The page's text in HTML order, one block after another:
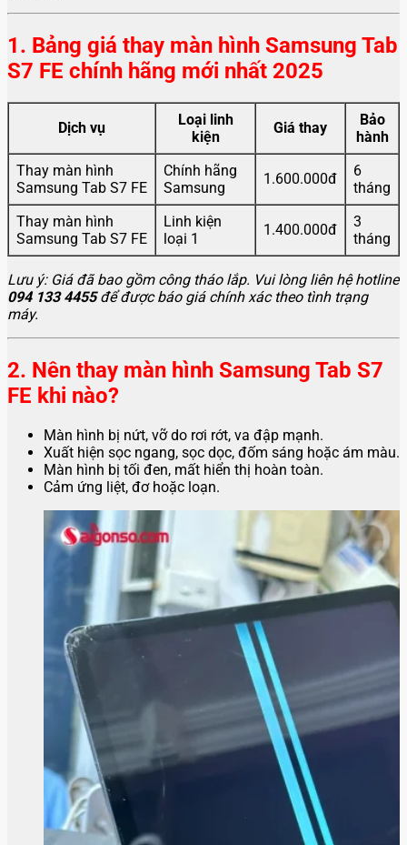
1. Bảng giá thay màn hình Samsung Tab
S7 FE chính hãng mới nhất 2025
Dịch vụ
Loại linh
kiện
Giá thay
Bảo
hành
Thay màn hình
Samsung Tab S7 FE
Chính hãng
Samsung
1.600.000đ
6
tháng
Thay màn hình
Samsung Tab S7 FE
Linh kiện
loại 1
1.400.000đ
3
tháng
Lưu ý: Giá đã bao gồm công tháo lắp. Vui lòng liên hệ hotline
094 133 4455để được báo giá chính xác theo tình trạng
máy.
2. Nên thay màn hình Samsung Tab S7
FE khi nào?
Màn hình bị nứt, vỡ do rơi rớt, va đập mạnh.
Xuất hiện sọc ngang, sọc dọc, đốm sáng hoặc ám màu.
Màn hình bị tối đen, mất hiển thị hoàn toàn.
Cảm ứng liệt, đơ hoặc loạn.